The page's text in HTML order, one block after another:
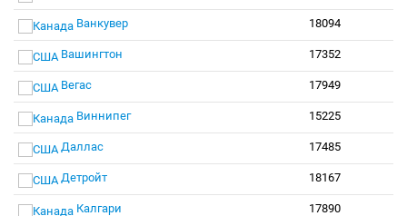
Ванкувер 18094
Вашингтон 17352
Вегас 17949
Виннипег 15225
Даллас 17485
Детройт 18167
Калгари 17890